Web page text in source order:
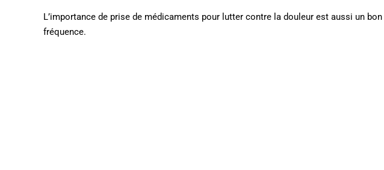
L’importance de prise de médicaments pour lutter contre la douleur est aussi un
fréquence.